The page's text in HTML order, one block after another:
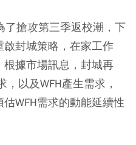
了搶攻第三季返校潮，下
封城策略，在家工作
根據市場訊息，封城再
以及WFH產生需求，
WFH需求的動能延續性